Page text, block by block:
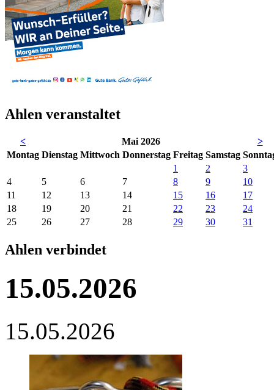
Ahlen veranstaltet
< Mai 2026
>
Montag Dienstag Mittwoch Donnerstag Freitag Samstag So
1
2
3
4
5 6 7 8 9
10
11
12 13 14 15 16
17
18
19 20 21 22 23
24
25
26 27 28 29 30 31
Ahlen verbindet
15.05.2026
15.05.2026